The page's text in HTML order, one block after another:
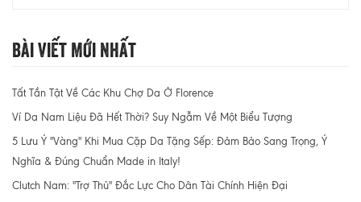
Bài Viết Mới Nhất
Tất Tần Tật Về Các Khu Chợ Da Ở Florence
Ví Da Nam Liệu Đã Hết Thời? Suy Ngẫm Về Một Biểu Tượng
5 Lưu Ý "Vàng" Khi Mua Cặp Da Tặng Sếp: Đảm Bảo Sang Trọng, Ý
Nghĩa & Đúng Chuẩn Made in Italy!
Clutch Nam: "Trợ Thủ" Đắc Lực Cho Dân Tài Chính Hiện Đại